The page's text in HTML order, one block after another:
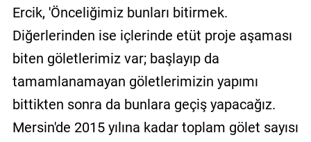
Ercik, 'Önceliğimiz bunları bitirmek.
Diğerlerinden ise içlerinde etüt proje aşaması
biten göletlerimiz var; başlayıp da
tamamlanamayan göletlerimizin yapımı
bittikten sonra da bunlara geçiş yapacağız.
Mersin'de 2015 yılına kadar toplam gölet sayısı